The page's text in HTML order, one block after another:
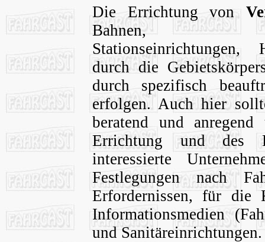
Die Errichtung von
Bahnen,
Stationseinrichtungen,
durch die
durch spezifisch
erfolgen. Auch hier
beratend und
Errichtung und des
interessierte
Festlegungen nach
Erfordernissen, für die
Informationsmedien
und Sanitäreinrichtungen.